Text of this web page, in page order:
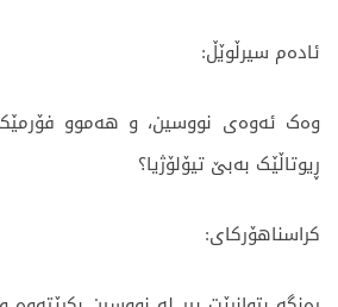
ئادەم سیرڵوێڵ:
وەک ئەوەی نووسین، و هەموو
ڕیوتاڵێک بەبێ تیۆلۆژیا؟
کراسناهۆرکای: